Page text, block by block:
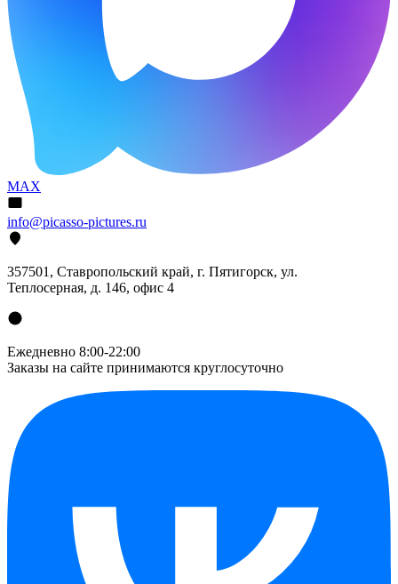
MAX
info@picasso-pictures.ru
357501, Ставропольский край, г. Пятигорск, ул.
Теплосерная, д. 146, офис 4
Ежедневно 8:00-22:00
Заказы на сайте принимаются круглосуточно